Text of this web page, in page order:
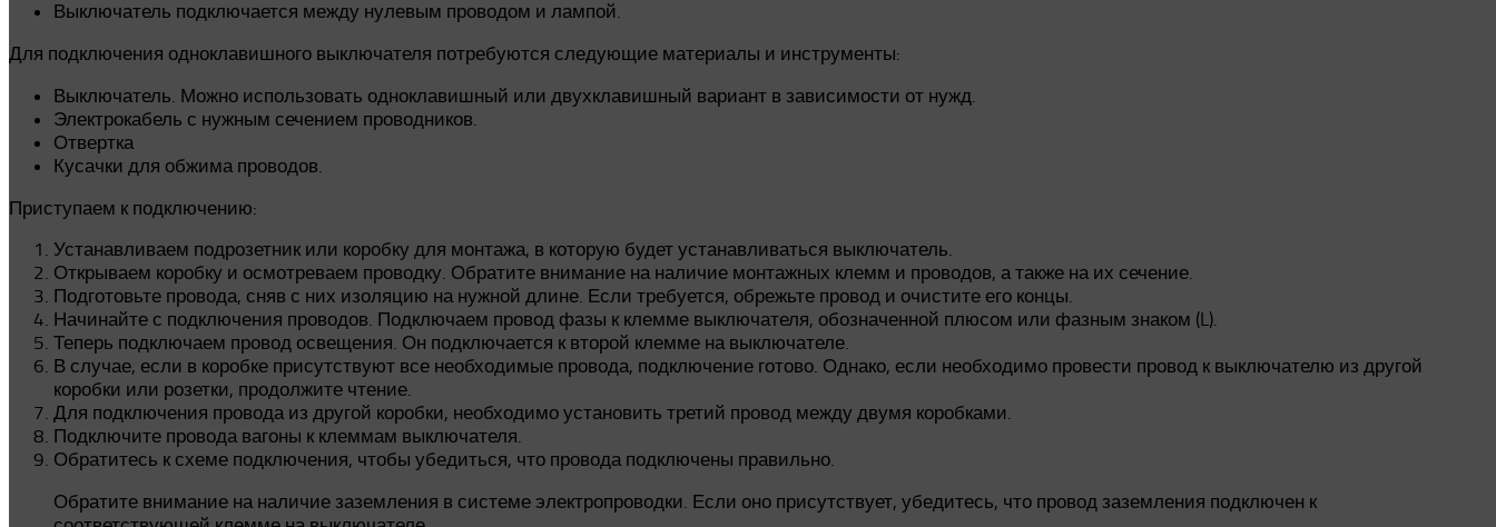
Выключатель подключается между нулевым проводом и лампой.
Для подключения одноклавишного выключателя потребуются следующие материалы и инструменты:
Выключатель. Можно использовать одноклавишный или двухклавишный вариант в зависимости от нужд.
Электрокабель с нужным сечением проводников.
Отвертка
Кусачки для обжима проводов.
Приступаем к подключению:
Устанавливаем подрозетник или коробку для монтажа, в которую будет устанавливаться выключатель.
Открываем коробку и осмотреваем проводку. Обратите внимание на наличие монтажных клемм и проводов, а также на их сечение.
Подготовьте провода, сняв с них изоляцию на нужной длине. Если требуется, обрежьте провод и очистите его концы.
Начинайте с подключения проводов. Подключаем провод фазы к клемме выключателя, обозначенной плюсом или фазным знаком (L).
Теперь подключаем провод освещения. Он подключается к второй клемме на выключателе.
В случае, если в коробке присутствуют все необходимые провода, подключение готово. Однако, если необходимо провести провод к выключателю из другой
коробки или розетки, продолжите чтение.
Для подключения провода из другой коробки, необходимо установить третий провод между двумя коробками.
Подключите провода вагоны к клеммам выключателя.
Обратитесь к схеме подключения, чтобы убедиться, что провода подключены правильно.
Обратите внимание на наличие заземления в системе электропроводки. Если оно присутствует, убедитесь, что провод заземления подключен к